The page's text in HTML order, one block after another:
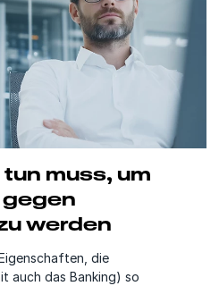
muss, um
werden
die
auch das Banking) so